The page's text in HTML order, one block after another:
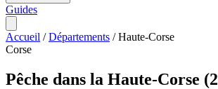
Guides
Accueil / Départements / Haute-Corse
Corse
Pêche dans la Haute-Corse